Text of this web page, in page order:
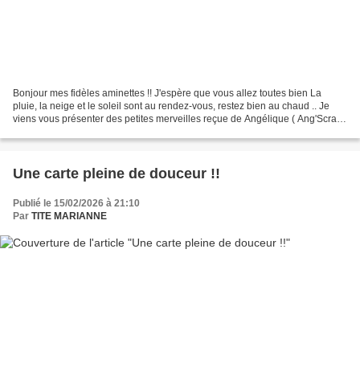
Bonjour mes fidèles aminettes !! J'espère que vous allez toutes bien La
pluie, la neige et le soleil sont au rendez-vous, restez bien au chaud .. Je
viens vous présenter des petites merveilles reçue de Angélique ( Ang'Scrap
Une carte pleine de douceur !!
Publié le 15/02/2026 à 21:10
Par TITE MARIANNE